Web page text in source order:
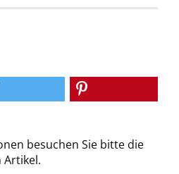
besuchen Sie bitte die
Artikel.